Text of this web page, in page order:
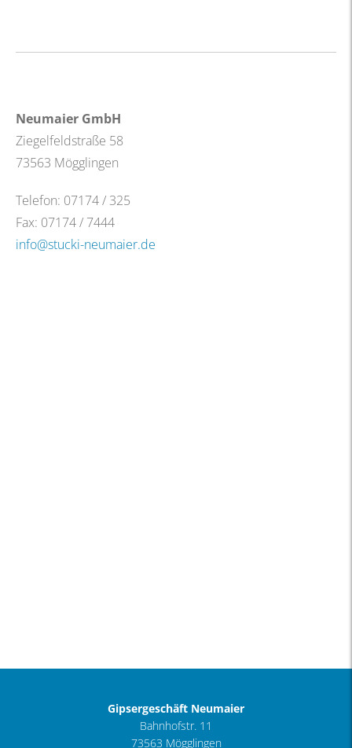
Neumaier GmbH
Ziegelfeldstraße 58
73563 Mögglingen
Telefon: 07174 / 325
Fax: 07174 / 7444
info@stucki-neumaier.de
Gipsergeschäft Neumaier
Bahnhofstr. 11
73563 Mögglingen